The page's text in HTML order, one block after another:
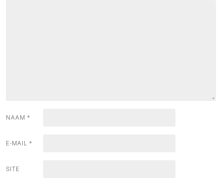
NAAM *
E-MAIL *
SITE